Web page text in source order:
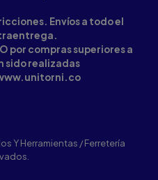
Envíos a todo el
por compras superiores a
sido realizadas
Y Herramientas / Ferretería